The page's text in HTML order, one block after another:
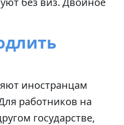
иностранцам
работников на
государстве,